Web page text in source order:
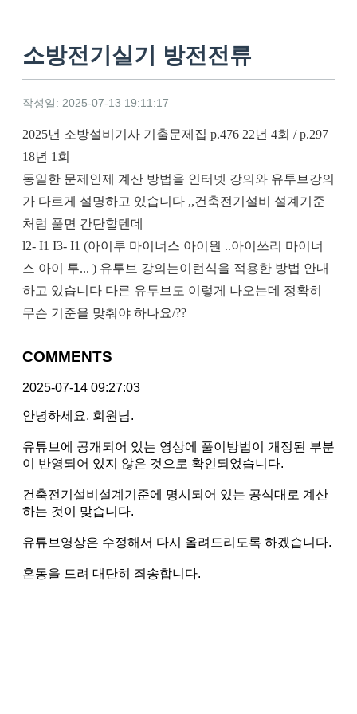
소방전기실기 방전전류
작성일: 2025-07-13 19:11:17
2025년 소방설비기사 기출문제집 p.476 22년 4회 / p.297
18년 1회
동일한 문제인제 계산 방법을 인터넷 강의와 유투브강의
가 다르게 설명하고 있습니다 ,,건축전기설비 설계기준
처럼 풀면 간단할텐데
l2- I1 I3- I1 (아이투 마이너스 아이원 ..아이쓰리 마이너
스 아이 투... ) 유투브 강의는이런식을 적용한 방법 안내
하고 있습니다 다른 유투브도 이렇게 나오는데 정확히
무슨 기준을 맞춰야 하나요/??
COMMENTS
2025-07-14 09:27:03
안녕하세요. 회원님.
유튜브에 공개되어 있는 영상에 풀이방법이 개정된 부분
이 반영되어 있지 않은 것으로 확인되었습니다.
건축전기설비설계기준에 명시되어 있는 공식대로 계산
하는 것이 맞습니다.
유튜브영상은 수정해서 다시 올려드리도록 하겠습니다.
혼동을 드려 대단히 죄송합니다.